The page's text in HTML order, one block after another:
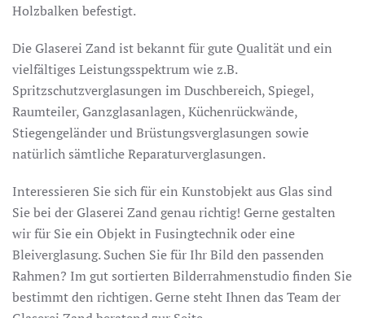
Holzbalken befestigt.
Die Glaserei Zand ist bekannt für gute Qualität und ein
vielfältiges Leistungsspektrum wie z.B.
Spritzschutzverglasungen im Duschbereich, Spiegel,
Raumteiler, Ganzglasanlagen, Küchenrückwände,
Stiegengeländer und Brüstungsverglasungen sowie
natürlich sämtliche Reparaturverglasungen.
Interessieren Sie sich für ein Kunstobjekt aus Glas sind
Sie bei der Glaserei Zand genau richtig! Gerne gestalten
wir für Sie ein Objekt in Fusingtechnik oder eine
Bleiverglasung. Suchen Sie für Ihr Bild den passenden
Rahmen? Im gut sortierten Bilderrahmenstudio finden Sie
bestimmt den richtigen. Gerne steht Ihnen das Team der